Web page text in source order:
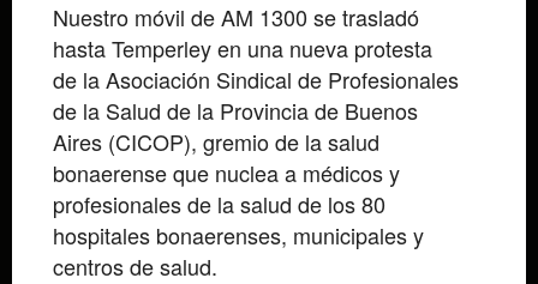
Nuestro móvil de AM 1300 se trasladó
hasta Temperley en una nueva protesta
de la Asociación Sindical de Profesionales
de la Salud de la Provincia de Buenos
Aires (CICOP), gremio de la salud
bonaerense que nuclea a médicos y
profesionales de la salud de los 80
hospitales bonaerenses, municipales y
centros de salud.